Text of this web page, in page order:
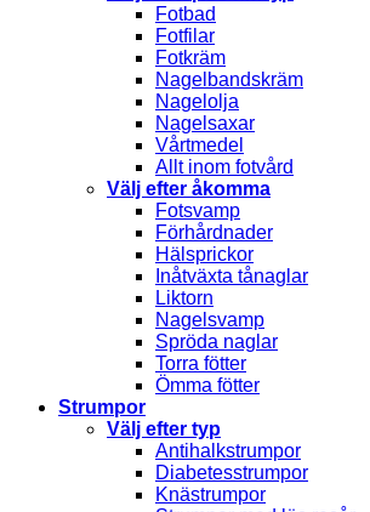
Fotbad
Fotfilar
Fotkräm
Nagelbandskräm
Nagelolja
Nagelsaxar
Vårtmedel
Allt inom fotvård
Välj efter åkomma
Fotsvamp
Förhårdnader
Hälsprickor
Inåtväxta tånaglar
Liktorn
Nagelsvamp
Spröda naglar
Torra fötter
Ömma fötter
Strumpor
Välj efter typ
Antihalkstrumpor
Diabetesstrumpor
Knästrumpor